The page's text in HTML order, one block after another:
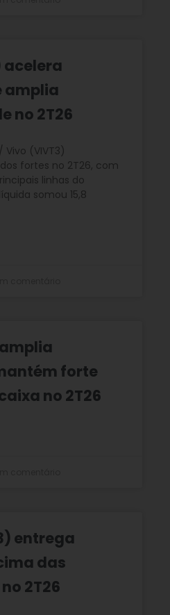
acelera
amplia
no 2T26
Vivo (VIVT3)
fortes no 2T26, com
linhas do
somou 15,8
forte
no 2T26
entrega
das
2T26